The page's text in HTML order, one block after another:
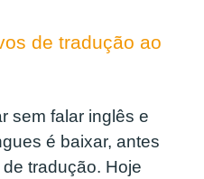
de tradução ao
sem falar inglês e
é baixar, antes
tradução. Hoje